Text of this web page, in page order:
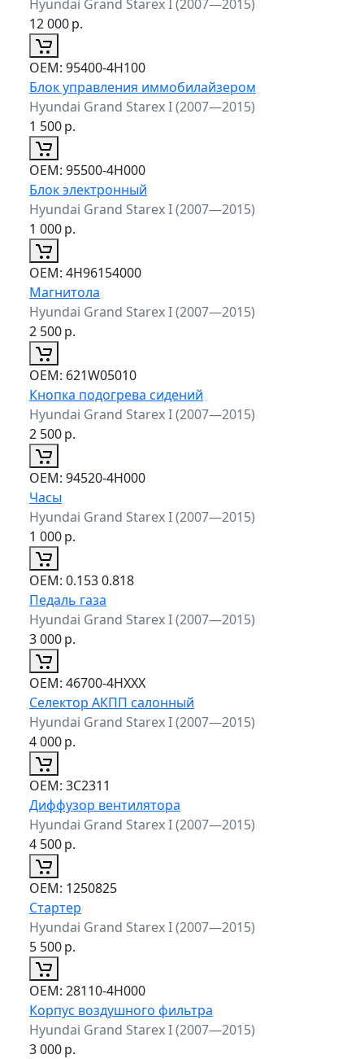
Hyundai Grand Starex I (2007—2015)
12 000р.
ОЕМ: 95400-4H100
Блок управления иммобилайзером
Hyundai Grand Starex I (2007—2015)
1 500р.
ОЕМ: 95500-4H000
Блок электронный
Hyundai Grand Starex I (2007—2015)
1 000р.
ОЕМ: 4H96154000
Магнитола
Hyundai Grand Starex I (2007—2015)
2 500р.
ОЕМ: 621W05010
Кнопка подогрева сидений
Hyundai Grand Starex I (2007—2015)
2 500р.
ОЕМ: 94520-4Н000
Часы
Hyundai Grand Starex I (2007—2015)
1 000р.
ОЕМ: 0.153 0.818
Педаль газа
Hyundai Grand Starex I (2007—2015)
3 000р.
ОЕМ: 46700-4НХХХ
Селектор АКПП салонный
Hyundai Grand Starex I (2007—2015)
4 000р.
ОЕМ: 3C2311
Диффузор вентилятора
Hyundai Grand Starex I (2007—2015)
4 500р.
ОЕМ: 1250825
Стартер
Hyundai Grand Starex I (2007—2015)
5 500р.
ОЕМ: 28110-4H000
Корпус воздушного фильтра
Hyundai Grand Starex I (2007—2015)
3 000р.